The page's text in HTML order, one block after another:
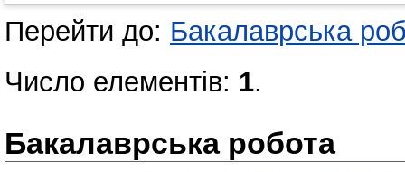
Перейти до: Бакалаврська
Число елементів: 1.
Бакалаврська робота